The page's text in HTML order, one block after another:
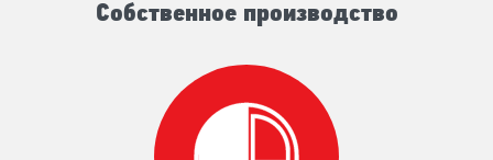
Собственное производство